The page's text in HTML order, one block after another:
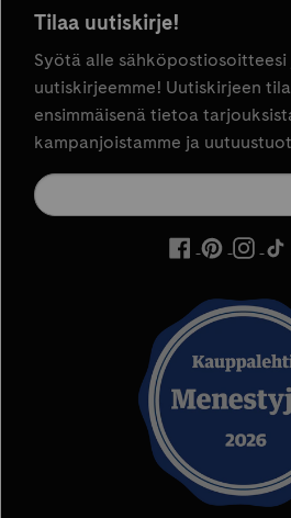
Tilaa uutiskirje!
Syötä alle sähköpostiosoitteesi
uutiskirjeemme! Uutiskirjeen
ensimmäisenä tietoa
kampanjoistamme ja
ulkoinen
avautuu
uuteen
välilehteen
avautuu
uuteen